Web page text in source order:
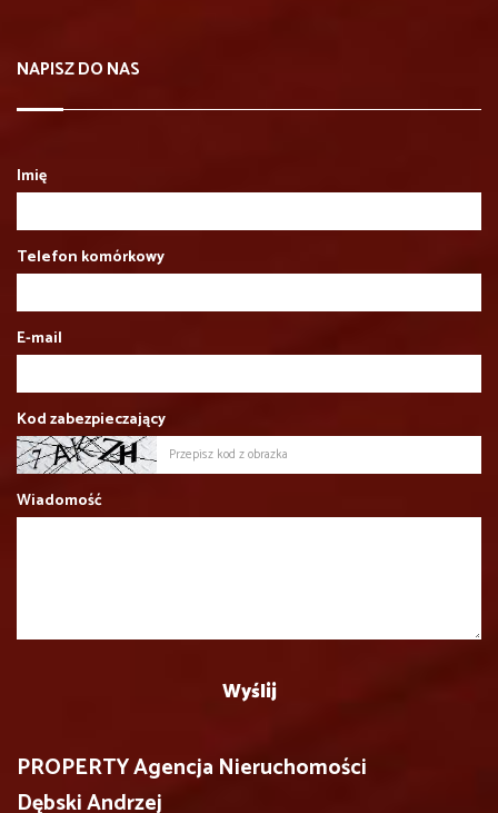
NAPISZ DO NAS
Imię
Telefon komórkowy
E-mail
Kod zabezpieczający
Wiadomość
PROPERTY Agencja Nieruchomości
Dębski Andrzej